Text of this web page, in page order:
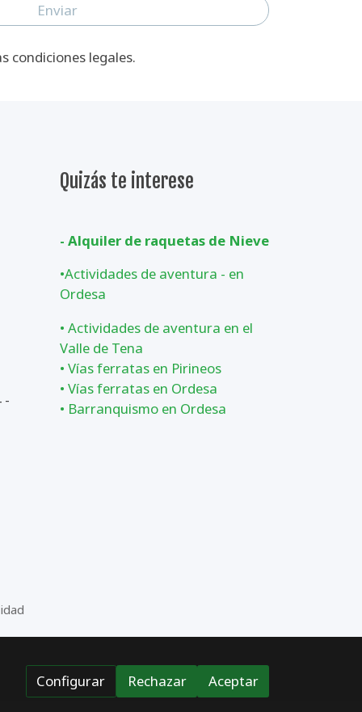
Enviar
condiciones legales.
-
Quizás te interese
- Alquiler de raquetas de Nieve
•Actividades de aventura - en
Ordesa
• Actividades de aventura en el
Valle de Tena
• Vías ferratas en Pirineos
• Vías ferratas en Ordesa
• Barranquismo en Ordesa
Configurar Rechazar Aceptar